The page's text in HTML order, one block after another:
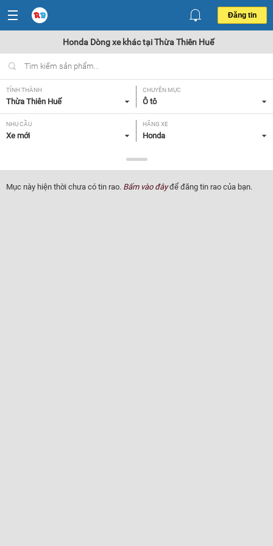
Đăng tin
Honda Dòng xe khác tại Thừa Thiên Huế
TỈNH THÀNH
Thừa Thiên Huế
CHUYÊN MỤC
Ô tô
NHU CẦU
Xe mới
HÃNG XE
Honda
Dòng xe khác
NĂM SẢN XUẤT
Tất cả
GIÁ XE XUẤT XỨ
Mục này hiện thời chưa có tin rao. Bấm vào đâyđể đăng tin rao của bạn.